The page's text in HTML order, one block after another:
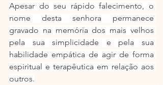
Apesar do seu rápido falecimento, o
nome desta senhora permanece
gravado na memória dos mais velhos
pela sua simplicidade e pela sua
habilidade empática de agir de forma
espiritual e terapêutica em relação aos
outros.